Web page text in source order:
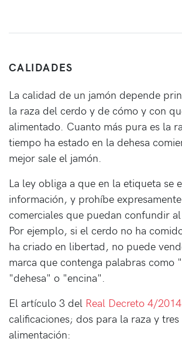
CALIDADES
La calidad de un jamón depende
la raza del cerdo y de cómo y con
alimentado. Cuanto más pura es la
tiempo ha estado en la dehesa
mejor sale el jamón.
La ley obliga a que en la etiqueta se
información, y prohíbe
comerciales que puedan confundir
Por ejemplo, si el cerdo no ha
ha criado en libertad, no puede
marca que contenga palabras como
"dehesa" o "encina".
El artículo 3 del Real Decreto 4/2014
calificaciones; dos para la raza y
alimentación: